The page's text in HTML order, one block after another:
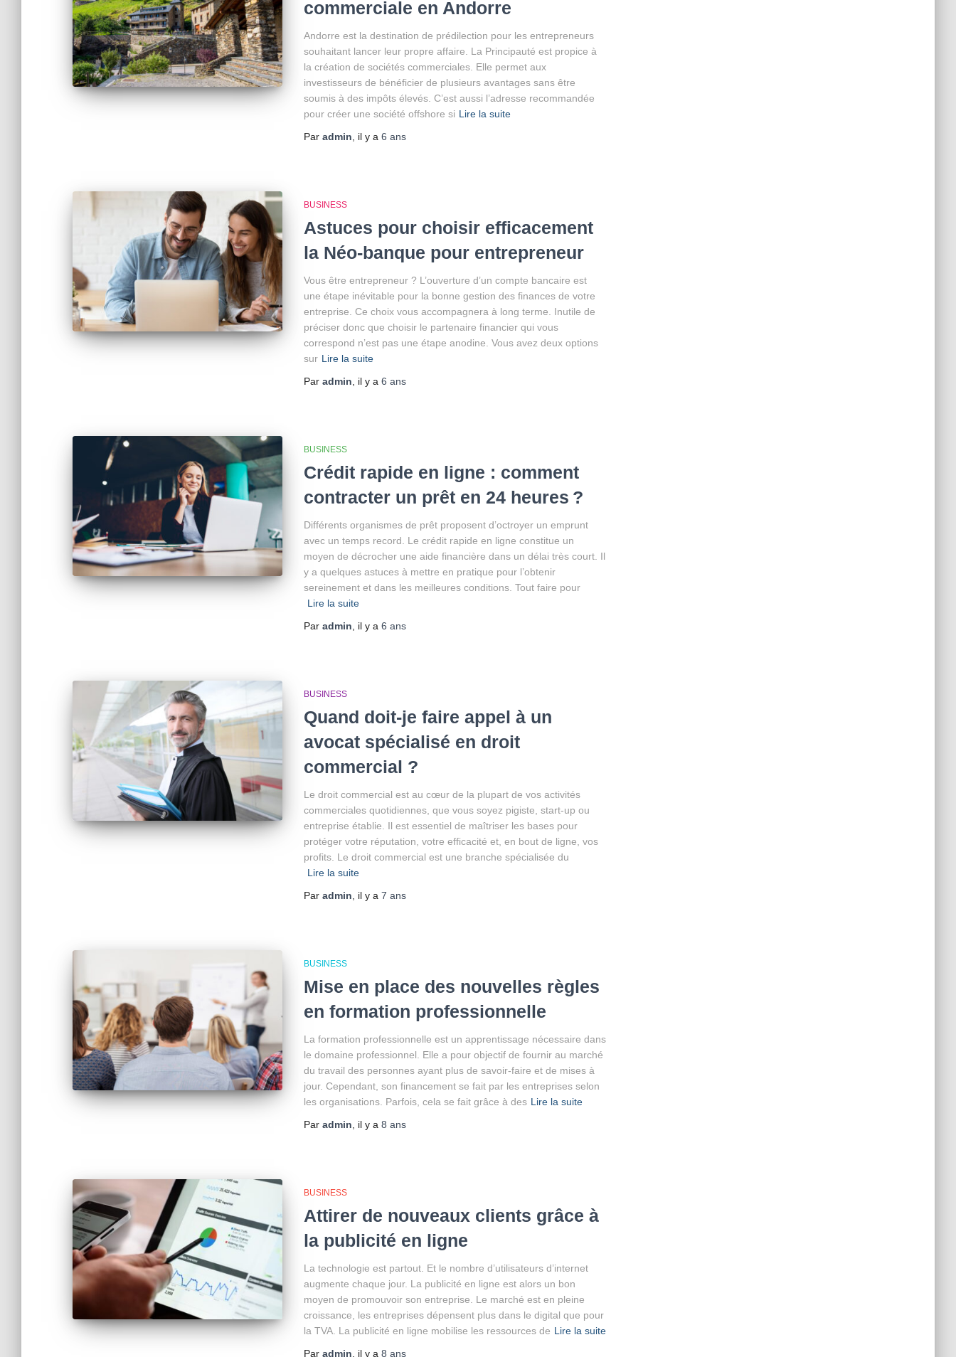
commerciale en Andorre
Andorre est la destination de prédilection pour les entrepreneurs
souhaitant lancer leur propre affaire. La Principauté est propice à
la création de sociétés commerciales. Elle permet aux
investisseurs de bénéficier de plusieurs avantages sans être
soumis à des impôts élevés. C’est aussi l’adresse recommandée
pour créer une société offshore si Lire la suite
Par admin , il y a 6 ans
BUSINESS
Astuces pour choisir efficacement
la Néo-banque pour entrepreneur
Vous être entrepreneur ? L’ouverture d’un compte bancaire est
une étape inévitable pour la bonne gestion des finances de votre
entreprise. Ce choix vous accompagnera à long terme. Inutile de
préciser donc que choisir le partenaire financier qui vous
correspond n’est pas une étape anodine. Vous avez deux options
sur Lire la suite
Par admin , il y a 6 ans
BUSINESS
Crédit rapide en ligne : comment
contracter un prêt en 24 heures ?
Différents organismes de prêt proposent d’octroyer un emprunt
avec un temps record. Le crédit rapide en ligne constitue un
moyen de décrocher une aide financière dans un délai très court. Il
y a quelques astuces à mettre en pratique pour l’obtenir
sereinement et dans les meilleures conditions. Tout faire pour
Lire la suite
Par admin , il y a 6 ans
BUSINESS
Quand doit-je faire appel à un
avocat spécialisé en droit
commercial ?
Le droit commercial est au cœur de la plupart de vos activités
commerciales quotidiennes, que vous soyez pigiste, start-up ou
entreprise établie. Il est essentiel de maîtriser les bases pour
protéger votre réputation, votre efficacité et, en bout de ligne, vos
profits. Le droit commercial est une branche spécialisée du
Lire la suite
Par admin , il y a 7 ans
BUSINESS
Mise en place des nouvelles règles
en formation professionnelle
La formation professionnelle est un apprentissage nécessaire dans
le domaine professionnel. Elle a pour objectif de fournir au marché
du travail des personnes ayant plus de savoir-faire et de mises à
jour. Cependant, son financement se fait par les entreprises selon
les organisations. Parfois, cela se fait grâce à des Lire la suite
Par admin , il y a 8 ans
BUSINESS
Attirer de nouveaux clients grâce à
la publicité en ligne
La technologie est partout. Et le nombre d’utilisateurs d’internet
augmente chaque jour. La publicité en ligne est alors un bon
moyen de promouvoir son entreprise. Le marché est en pleine
croissance, les entreprises dépensent plus dans le digital que pour
la TVA. La publicité en ligne mobilise les ressources de Lire la suite
Par admin , il y a 8 ans